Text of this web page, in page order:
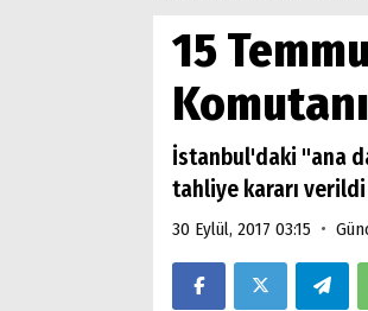
07:00
18:29
15
İstanbul'daki "ana
tahliye kararı verildi
30 Eylül, 2017 03:15 •